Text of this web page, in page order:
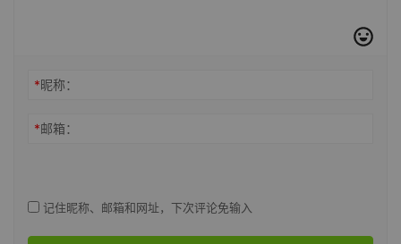
*昵称：
*邮箱：
记住昵称、邮箱和网址，下次评论免输入